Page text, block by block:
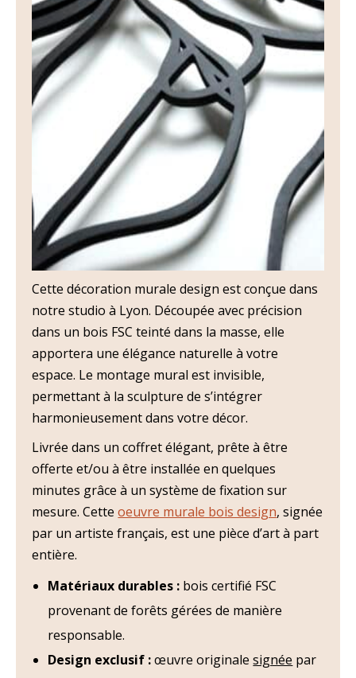
Cette décoration murale design est conçue dans
notre studio à Lyon. Découpée avec précision
dans un bois FSC teinté dans la masse, elle
apportera une élégance naturelle à votre
espace. Le montage mural est invisible,
permettant à la sculpture de s’intégrer
harmonieusement dans votre décor.
Livrée dans un coffret élégant, prête à être
offerte et/ouà être installée en quelques
minutes grâce à un système de fixation sur
mesure. Cetteoeuvre murale bois design, signée
par un artiste français, est une pièce d’art à part
entière.
Matériaux durables : bois certifié FSC
provenant de forêts gérées de manière
responsable.
Design exclusif :œuvre originalesignée par